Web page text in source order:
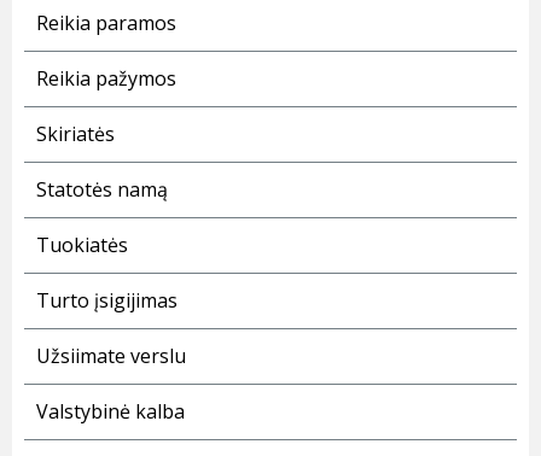
Reikia paramos
Reikia pažymos
Skiriatės
Statotės namą
Tuokiatės
Turto įsigijimas
Užsiimate verslu
Valstybinė kalba